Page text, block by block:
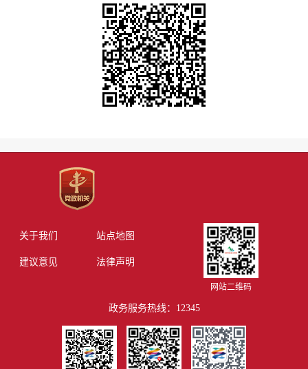
关于我们 站点地图
建议意见 法律声明
网站二维码
政务服务热线：12345